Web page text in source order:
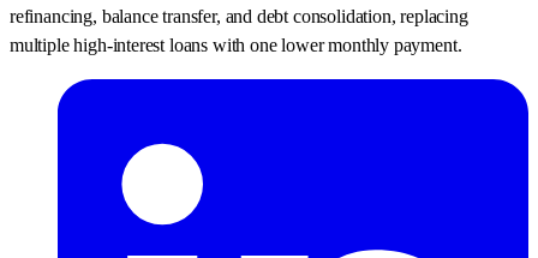
refinancing, balance transfer, and debt consolidation, replacing
multiple high-interest loans with one lower monthly payment.